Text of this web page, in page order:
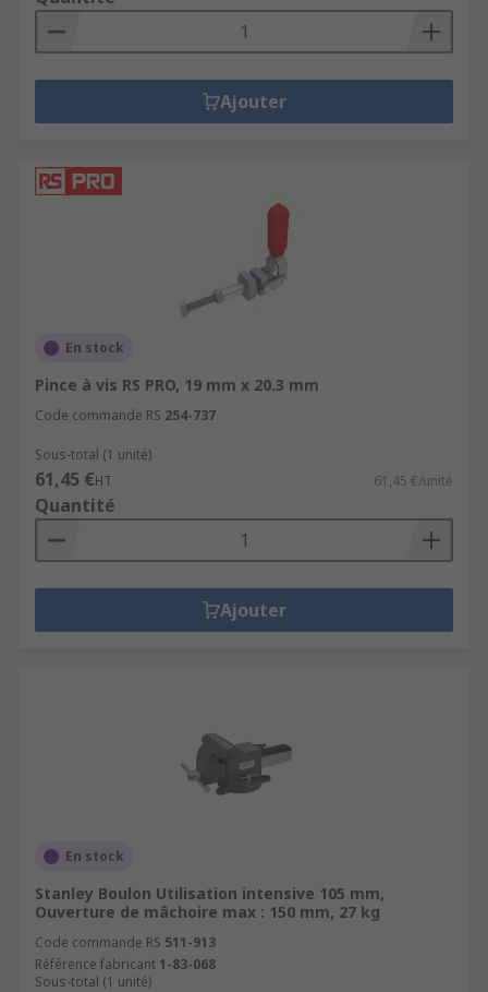
Ajouter
En stock
Pince à vis RS PRO, 19 mm x 20.3 mm
Code commande RS 254-737
Sous-total (1 unité)
61,45 €HT 61,45 €/unité
Quantité
Ajouter
En stock
Stanley Boulon Utilisation intensive 105 mm,
Ouverture de mâchoire max : 150 mm, 27 kg
Code commande RS 511-913
Référence fabricant 1-83-068
Sous-total (1 unité)